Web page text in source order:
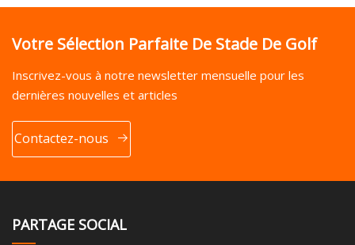
Votre Sélection Parfaite De Stade De Golf
Inscrivez-vous à notre newsletter mensuelle pour les
dernières nouvelles et articles
Contactez-nous
PARTAGE SOCIAL